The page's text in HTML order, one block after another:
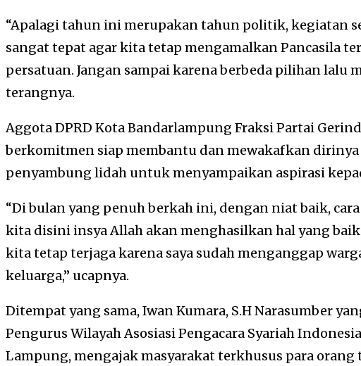
“Apalagi tahun ini merupakan tahun politik, kegiatan
sangat tepat agar kita tetap mengamalkan Pancasila
persatuan. Jangan sampai karena berbeda pilihan lalu
terangnya.
Aggota DPRD Kota Bandarlampung Fraksi Partai
berkomitmen siap membantu dan mewakafkan
penyambung lidah untuk menyampaikan aspirasi
“Di bulan yang penuh berkah ini, dengan niat baik,
kita disini insya Allah akan menghasilkan hal yang
kita tetap terjaga karena saya sudah menganggap
keluarga,” ucapnya.
Ditempat yang sama, Iwan Kumara, S.H Narasumber
Pengurus Wilayah Asosiasi Pengacara Syariah
Lampung, mengajak masyarakat terkhusus para